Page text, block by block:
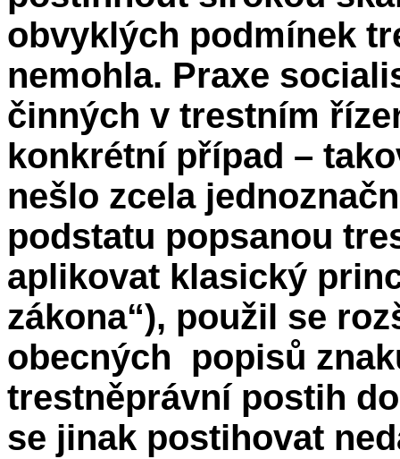
obvyklých podmínek
nemohla. Praxe
činných v trestním
konkrétní případ –
nešlo zcela
podstatu popsanou
aplikovat klasický
zákona“), použil se
obecných popisů
trestněprávní postih
se jinak postihovat